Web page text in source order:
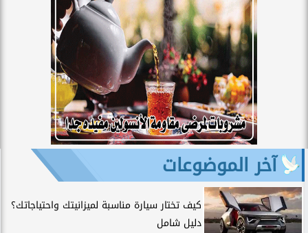
آخر الموضوعات
كيف تختار سيارة مناسبة لميزانيتك واحتياجاتك؟
دليل شامل